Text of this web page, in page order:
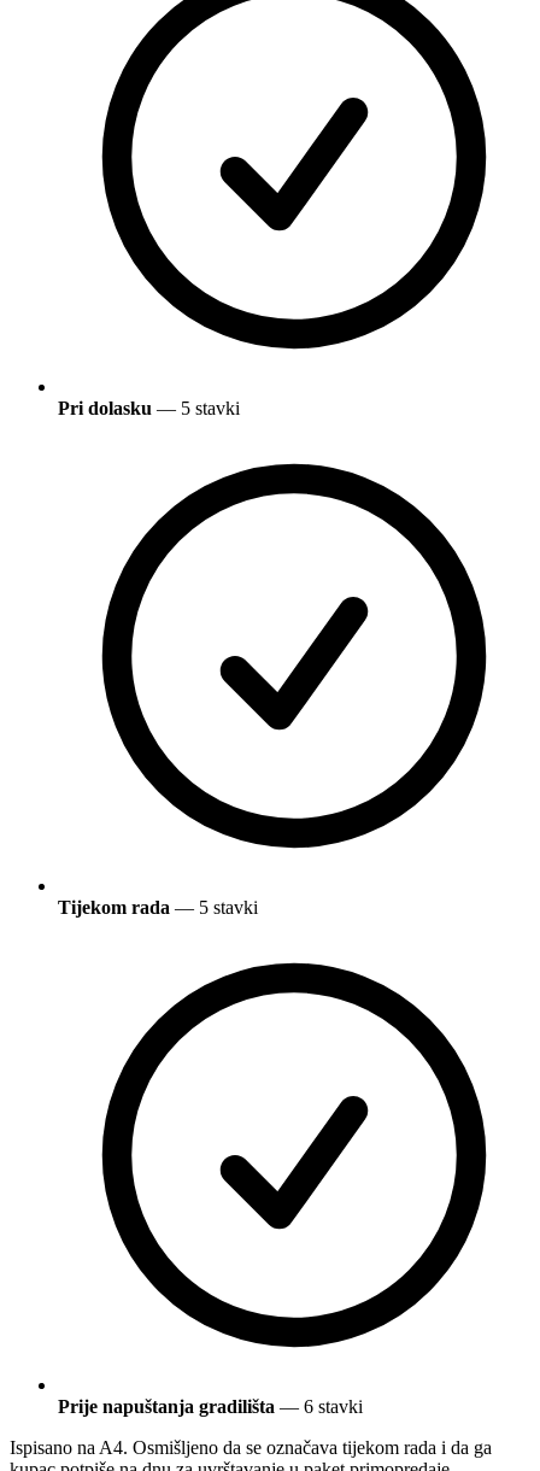
Pri dolasku — 5 stavki
Tijekom rada — 5 stavki
Prije napuštanja gradilišta — 6 stavki
Ispisano na A4. Osmišljeno da se označava tijekom rada i da ga